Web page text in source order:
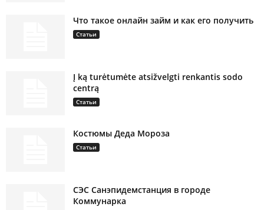
Что такое онлайн займ и как его получить
Статьи
Į ką turėtumėte atsižvelgti renkantis sodo
centrą
Статьи
Костюмы Деда Мороза
Статьи
СЭС Санэпидемстанция в городе
Коммунарка